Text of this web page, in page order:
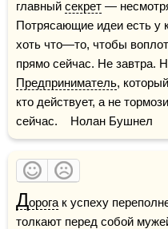
главный секрет —
Потрясающие идеи есть у
хоть что—то, чтобы
Предприниматель,
кто действует, а не
сейчас.    Нолан Бушнел
Дорога к успеху
толкают перед собой